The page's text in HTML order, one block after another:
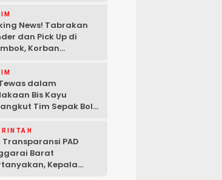
News! Tabrakan
dan Pick Up di
Korban
dalam
Bis Kayu
Tim Sepak Bola
PAD
Barat
Kepala